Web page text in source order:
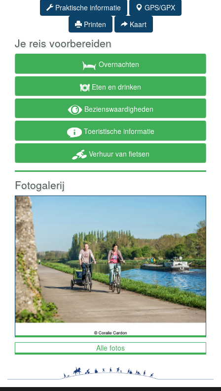
Praktische informatie
GPS/GPX
Printen
Kaart
Je reis voorbereiden
Overnachten
Eten en drinken
Bezienswaardigheden
Toeristische informatie
Verhuur van fietsen
Fotogalerij
Alle fotos